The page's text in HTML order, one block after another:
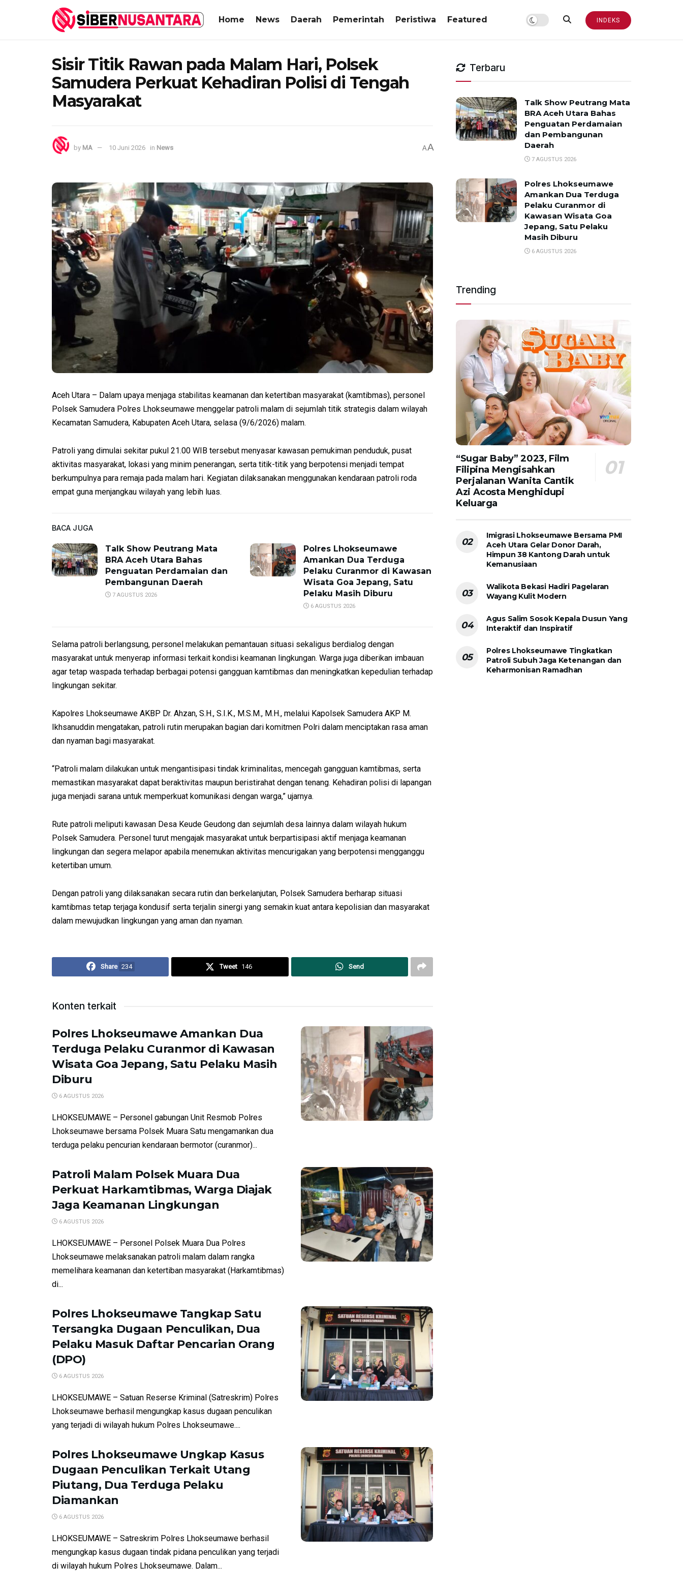
Home News Daerah Pemerintah Peristiwa Featured INDEKS
Sisir Titik Rawan pada Malam Hari, Polsek
Samudera Perkuat Kehadiran Polisi di Tengah
Masyarakat
by MA 10 Juni 2026 in News AA
Aceh Utara – Dalam upaya menjaga stabilitas keamanan dan ketertiban masyarakat (kamtibmas), personel
Polsek Samudera Polres Lhokseumawe menggelar patroli malam di sejumlah titik strategis dalam wilayah
Kecamatan Samudera, Kabupaten Aceh Utara, selasa (9/6/2026) malam.
Patroli yang dimulai sekitar pukul 21.00 WIB tersebut menyasar kawasan pemukiman penduduk, pusat
aktivitas masyarakat, lokasi yang minim penerangan, serta titik-titik yang berpotensi menjadi tempat
berkumpulnya para remaja pada malam hari. Kegiatan dilaksanakan menggunakan kendaraan patroli roda
empat guna menjangkau wilayah yang lebih luas.
BACA JUGA
Talk Show Peutrang Mata
BRA Aceh Utara Bahas
Penguatan Perdamaian dan
Pembangunan Daerah
7 AGUSTUS 2026
Polres Lhokseumawe
Amankan Dua Terduga
Pelaku Curanmor di Kawasan
Wisata Goa Jepang, Satu
Pelaku Masih Diburu
6 AGUSTUS 2026
Selama patroli berlangsung, personel melakukan pemantauan situasi sekaligus berdialog dengan
masyarakat untuk menyerap informasi terkait kondisi keamanan lingkungan. Warga juga diberikan imbauan
agar tetap waspada terhadap berbagai potensi gangguan kamtibmas dan meningkatkan kepedulian terhadap
lingkungan sekitar.
Kapolres Lhokseumawe AKBP Dr. Ahzan, S.H., S.I.K., M.S.M., M.H., melalui Kapolsek Samudera AKP M.
Ikhsanuddin mengatakan, patroli rutin merupakan bagian dari komitmen Polri dalam menciptakan rasa aman
dan nyaman bagi masyarakat.
“Patroli malam dilakukan untuk mengantisipasi tindak kriminalitas, mencegah gangguan kamtibmas, serta
memastikan masyarakat dapat beraktivitas maupun beristirahat dengan tenang. Kehadiran polisi di lapangan
juga menjadi sarana untuk memperkuat komunikasi dengan warga,” ujarnya.
Rute patroli meliputi kawasan Desa Keude Geudong dan sejumlah desa lainnya dalam wilayah hukum
Polsek Samudera. Personel turut mengajak masyarakat untuk berpartisipasi aktif menjaga keamanan
lingkungan dan segera melapor apabila menemukan aktivitas mencurigakan yang berpotensi mengganggu
ketertiban umum.
Dengan patroli yang dilaksanakan secara rutin dan berkelanjutan, Polsek Samudera berharap situasi
kamtibmas tetap terjaga kondusif serta terjalin sinergi yang semakin kuat antara kepolisian dan masyarakat
dalam mewujudkan lingkungan yang aman dan nyaman.
Share 234 Tweet 146 Send
Konten terkait
Polres Lhokseumawe Amankan Dua
Terduga Pelaku Curanmor di Kawasan
Wisata Goa Jepang, Satu Pelaku Masih
Diburu
6 AGUSTUS 2026
LHOKSEUMAWE – Personel gabungan Unit Resmob Polres
Lhokseumawe bersama Polsek Muara Satu mengamankan dua
terduga pelaku pencurian kendaraan bermotor (curanmor)...
Patroli Malam Polsek Muara Dua
Perkuat Harkamtibmas, Warga Diajak
Jaga Keamanan Lingkungan
6 AGUSTUS 2026
LHOKSEUMAWE – Personel Polsek Muara Dua Polres
Lhokseumawe melaksanakan patroli malam dalam rangka
memelihara keamanan dan ketertiban masyarakat (Harkamtibmas)
di...
Polres Lhokseumawe Tangkap Satu
Tersangka Dugaan Penculikan, Dua
Pelaku Masuk Daftar Pencarian Orang
(DPO)
6 AGUSTUS 2026
LHOKSEUMAWE – Satuan Reserse Kriminal (Satreskrim) Polres
Lhokseumawe berhasil mengungkap kasus dugaan penculikan
yang terjadi di wilayah hukum Polres Lhokseumawe....
Polres Lhokseumawe Ungkap Kasus
Dugaan Penculikan Terkait Utang
Piutang, Dua Terduga Pelaku
Diamankan
6 AGUSTUS 2026
LHOKSEUMAWE – Satreskrim Polres Lhokseumawe berhasil
mengungkap kasus dugaan tindak pidana penculikan yang terjadi
di wilayah hukum Polres Lhokseumawe. Dalam...
Terbaru
Talk Show Peutrang Mata
BRA Aceh Utara Bahas
Penguatan Perdamaian
dan Pembangunan
Daerah
7 AGUSTUS 2026
Polres Lhokseumawe
Amankan Dua Terduga
Pelaku Curanmor di
Kawasan Wisata Goa
Jepang, Satu Pelaku
Masih Diburu
6 AGUSTUS 2026
Trending
“Sugar Baby” 2023, Film
Filipina Mengisahkan
Perjalanan Wanita Cantik
Azi Acosta Menghidupi
Keluarga
Imigrasi Lhokseumawe Bersama PMI
Aceh Utara Gelar Donor Darah,
Himpun 38 Kantong Darah untuk
Kemanusiaan
Walikota Bekasi Hadiri Pagelaran
Wayang Kulit Modern
Agus Salim Sosok Kepala Dusun Yang
Interaktif dan Inspiratif
Polres Lhokseumawe Tingkatkan
Patroli Subuh Jaga Ketenangan dan
Keharmonisan Ramadhan